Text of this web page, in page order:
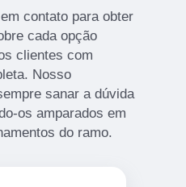
contato para obter
cada opção
clientes com
Nosso
sanar a dúvida
os amparados em
do ramo.